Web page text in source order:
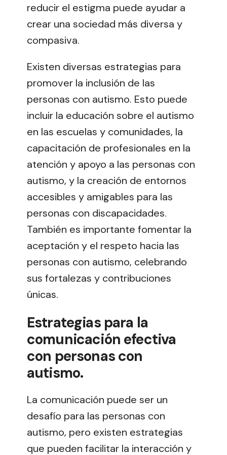
reducir el estigma puede ayudar a
crear una sociedad más diversa y
compasiva.
Existen diversas estrategias para
promover la inclusión de las
personas con autismo. Esto puede
incluir la educación sobre el autismo
en las escuelas y comunidades, la
capacitación de profesionales en la
atención y apoyo a las personas con
autismo, y la creación de entornos
accesibles y amigables para las
personas con discapacidades.
También es importante fomentar la
aceptación y el respeto hacia las
personas con autismo, celebrando
sus fortalezas y contribuciones
únicas.
Estrategias para la
comunicación efectiva
con personas con
autismo.
La comunicación puede ser un
desafío para las personas con
autismo, pero existen estrategias
que pueden facilitar la interacción y